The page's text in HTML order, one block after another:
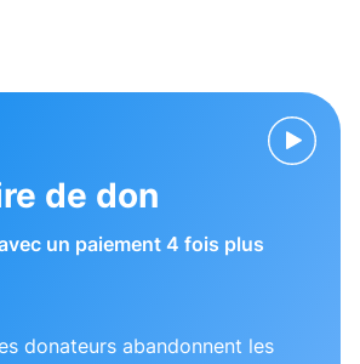
de don
un paiement 4 fois plus
donateurs abandonnent les